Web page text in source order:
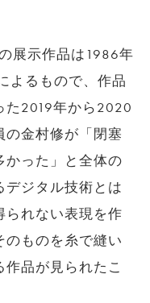
展示作品は1986年
よるもので、作品
た2019年から2020
金村修が「閉塞
かった」と全体の
デジタル技術とは
られない表現を作
ものを糸で縫い
品が見られたこ